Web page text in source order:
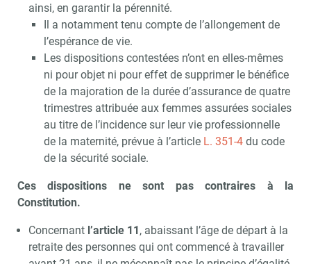
ainsi, en garantir la pérennité.
Il a notamment tenu compte de l’allongement de
l’espérance de vie.
Les dispositions contestées n’ont en elles-mêmes
ni pour objet ni pour effet de supprimer le bénéfice
de la majoration de la durée d’assurance de quatre
trimestres attribuée aux femmes assurées sociales
au titre de l’incidence sur leur vie professionnelle
de la maternité, prévue à l’article L. 351-4du code
de la sécurité sociale.
Ces dispositions ne sont pas contraires à la
Constitution.
Concernant l’article 11, abaissant l’âge de départ à la
retraite des personnes qui ont commencé à travailler